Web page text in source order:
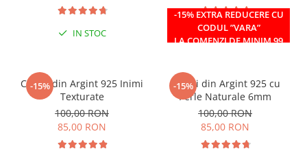
IN STOC
-15% EXTRA REDUCERE CU
CODUL ”VARA”
LA COMENZI DE MINIM 99
IN STOC
-15%
Cercei din Argint 925 Inimi
Texturate
100,00 RON
85,00 RON
-15%
Cercei din Argint 925 cu
Perle Naturale 6mm
100,00 RON
85,00 RON